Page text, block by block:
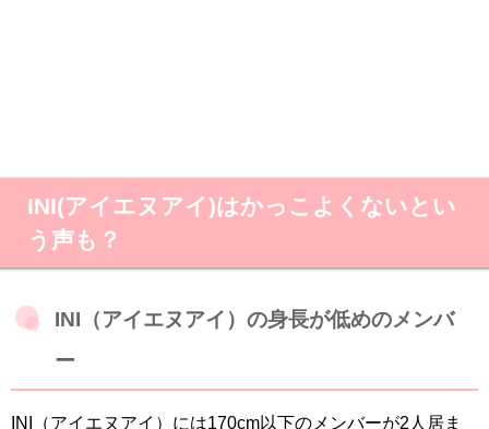
INI(アイエヌアイ)はかっこよくないとい
う声も？
INI（アイエヌアイ）の身長が低めのメンバ
ー
INI（アイエヌアイ）には170cm以下のメンバーが2人居ま